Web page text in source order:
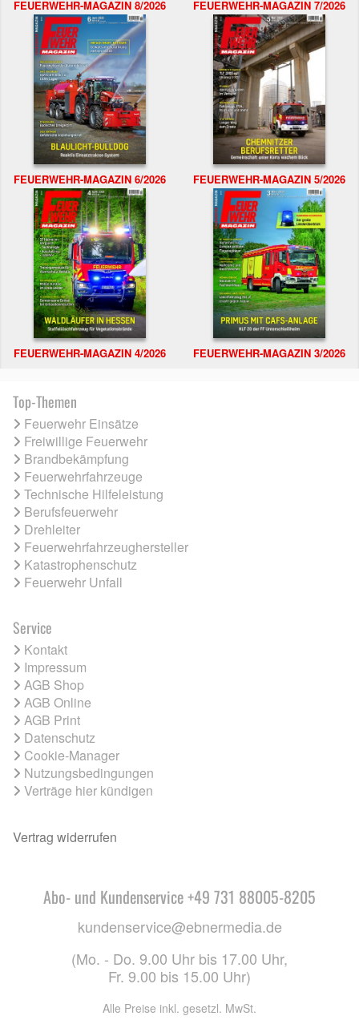
FEUERWEHR-MAGAZIN 8/2026 FEUERWEHR-MAGAZIN 7/2026
FEUERWEHR-MAGAZIN 6/2026 FEUERWEHR-MAGAZIN 5/2026
FEUERWEHR-MAGAZIN 4/2026 FEUERWEHR-MAGAZIN 3/2026
Top-Themen
Feuerwehr Einsätze
Freiwillige Feuerwehr
Brandbekämpfung
Feuerwehrfahrzeuge
Technische Hilfeleistung
Berufsfeuerwehr
Drehleiter
Feuerwehrfahrzeughersteller
Katastrophenschutz
Feuerwehr Unfall
Service
Kontakt
Impressum
AGB Shop
AGB Online
AGB Print
Datenschutz
Cookie-Manager
Nutzungsbedingungen
Verträge hier kündigen
Vertrag widerrufen
Abo- und Kundenservice +49 731 88005-8205
kundenservice@ebnermedia.de
(Mo. - Do. 9.00 Uhr bis 17.00 Uhr,
Fr. 9.00 bis 15.00 Uhr)
Alle Preise inkl. gesetzl. MwSt.